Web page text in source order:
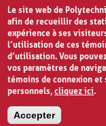
Le site web de
afin de recueillir des
expérience à ses
l’utilisation de ces
d’utilisation. Vous
vos paramètres de
témoins de connexion
personnels,cliquez ici.
Accepter